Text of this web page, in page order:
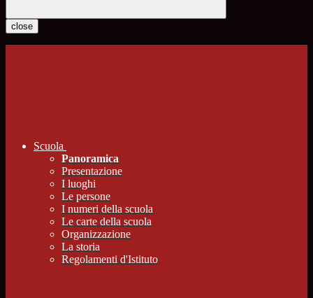
close
Scuola
Panoramica
Presentazione
I luoghi
Le persone
I numeri della scuola
Le carte della scuola
Organizzazione
La storia
Regolamenti d'Istituto